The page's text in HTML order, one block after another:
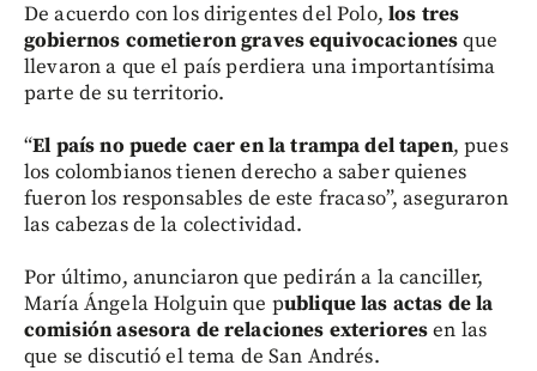
De acuerdo con los dirigentes del Polo, los tres
gobiernos cometieron graves equivocacionesque
llevaron a que el país perdiera una importantísima
parte de su territorio.
“El país no puede caer en la trampa del tapen, pues
los colombianos tienen derecho a saber quienes
fueron los responsables de este fracaso”, aseguraron
las cabezas de la colectividad.
Por último, anunciaron que pedirán a la canciller,
María Ángela Holguin que publique las actas de la
comisión asesora de relaciones exterioresen las
que se discutió el tema de San Andrés.